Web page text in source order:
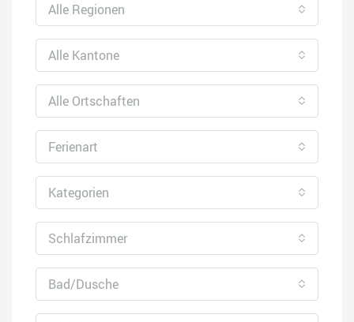
Alle Regionen
Alle Kantone
Alle Ortschaften
Ferienart
Kategorien
Schlafzimmer
Bad/Dusche